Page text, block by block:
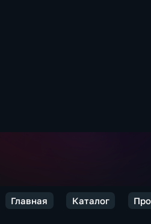
Главная Каталог